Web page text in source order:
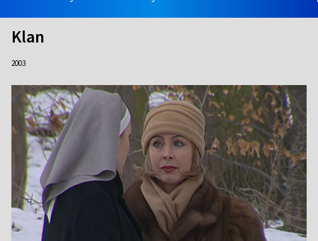
Klan
2003